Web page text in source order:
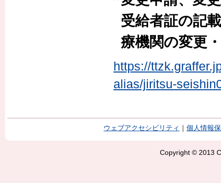
受給者証の記
療機関の変更
https://
alias/jiritsu-
ウェブアクセシビリティ 個人情報
Copyright © 2013